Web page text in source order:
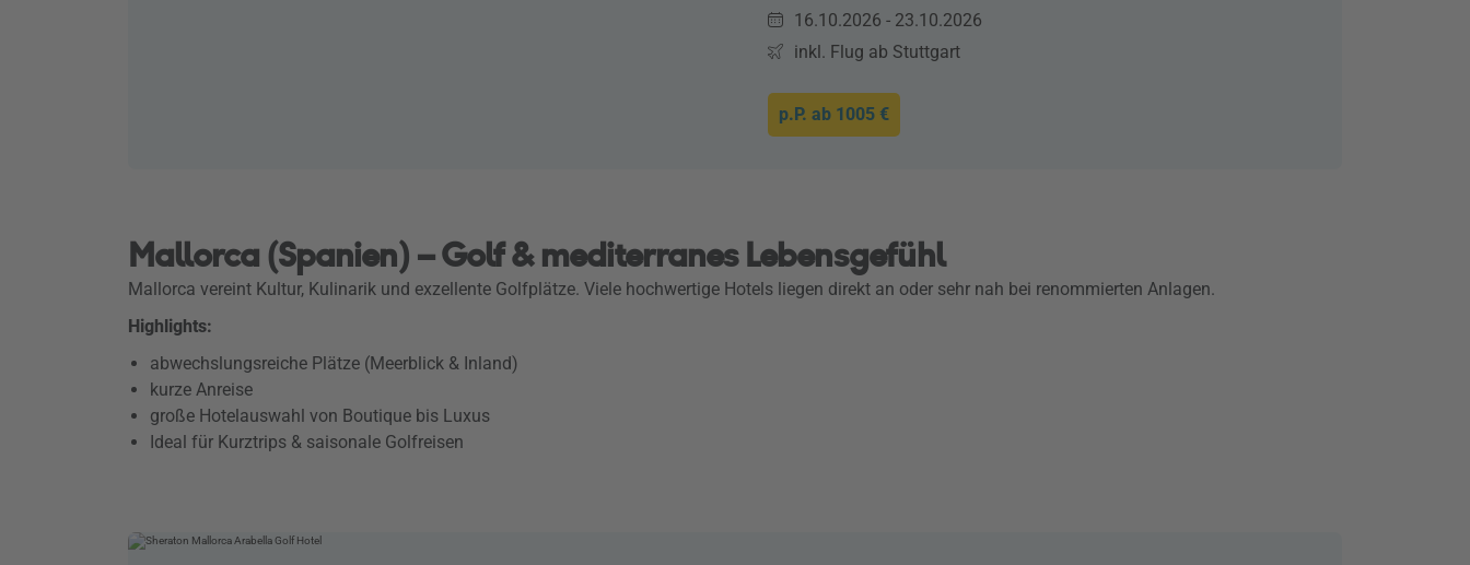
16.10.2026 - 23.10.2026
inkl. Flug ab Stuttgart
p.P. ab 1005 €
Mallorca (Spanien) – Golf & mediterranes Lebensgefühl
Mallorca vereint Kultur, Kulinarik und exzellente Golfplätze. Viele hochwertige Hotels liegen direkt an oder sehr nah bei renommierten Anlagen.
Highlights:
abwechslungsreiche Plätze (Meerblick & Inland)
kurze Anreise
große Hotelauswahl von Boutique bis Luxus
Ideal für Kurztrips & saisonale Golfreisen